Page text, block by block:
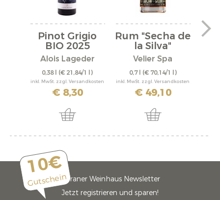
Pinot Grigio
BIO 2025
Alois Lageder
0,38 l (€ 21,84/1 l)
inkl. MwSt. zzgl. Versandkosten
€ 8,30
Rum "Secha de
la Silva"
Velier Spa
0,7 l (€ 70,14/1 l)
inkl. MwSt. zzgl. Versandkosten
€ 49,10
10€
GutscheinMeraner Weinhaus Newsletter
Jetzt registrieren und sparen!